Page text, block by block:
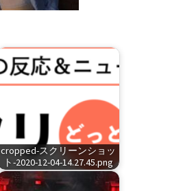
cropped-スクリーンショッ
ト-2020-12-04-14.27.45.png